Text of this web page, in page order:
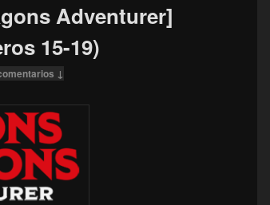
Adventurer]
15-19)
↓